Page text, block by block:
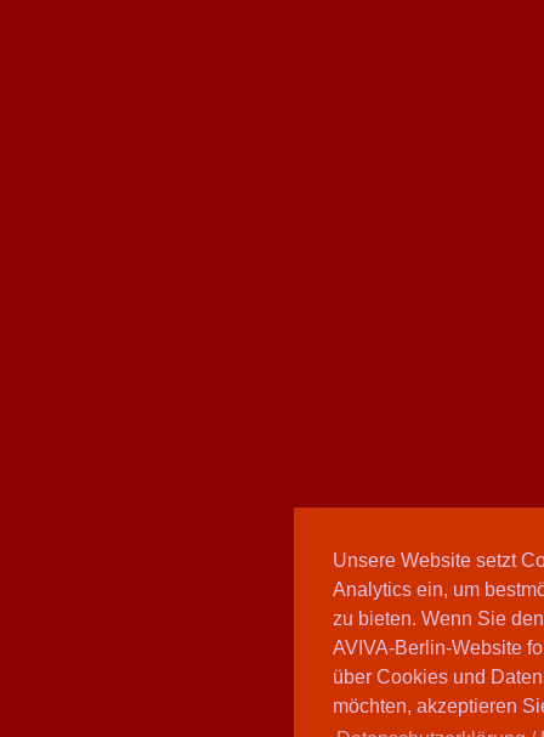
Unsere Website setzt
Analytics ein, um
zu bieten. Wenn Sie
AVIVA-Berlin-Website
über Cookies und
möchten, akzeptieren